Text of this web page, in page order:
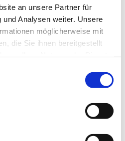
an unsere Partner für
Analysen weiter. Unsere
möglicherweise mit
die Sie ihnen bereitgestellt
36088 Hünfeld
06652-99223-0